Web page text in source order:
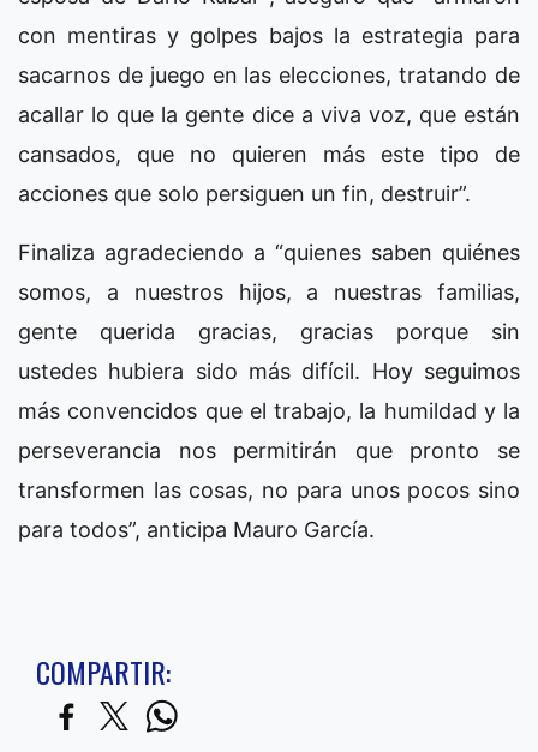
con mentiras y golpes bajos la estrategia para
sacarnos de juego en las elecciones, tratando de
acallar lo que la gente dice a viva voz, que están
cansados, que no quieren más este tipo de
acciones que solo persiguen un fin, destruir”.
Finaliza agradeciendo a “quienes saben quiénes
somos, a nuestros hijos, a nuestras familias,
gente querida gracias, gracias porque sin
ustedes hubiera sido más difícil. Hoy seguimos
más convencidos que el trabajo, la humildad y la
perseverancia nos permitirán que pronto se
transformen las cosas, no para unos pocos sino
para todos”, anticipa Mauro García.
COMPARTIR: